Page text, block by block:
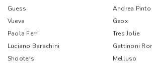
Guess
Andrea Pinto
Vueva
Geox
Paola Ferri
Tres Jolie
Luciano Barachini
Gattinoni
Shooters
Melluso